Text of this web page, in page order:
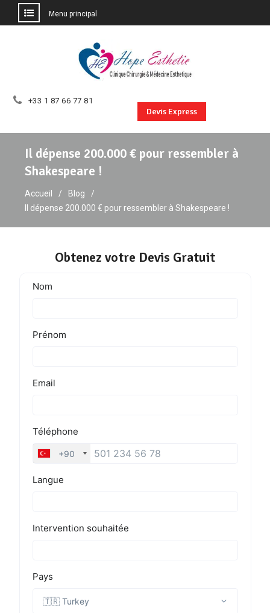
Menu principal
+33 1 87 66 77 81
Devis Express
Il dépense 200.000 € pour ressembler à
Shakespeare !
Accueil
Blog
Il dépense 200.000 € pour ressembler à Shakespeare !
Obtenez votre Devis Gratuit